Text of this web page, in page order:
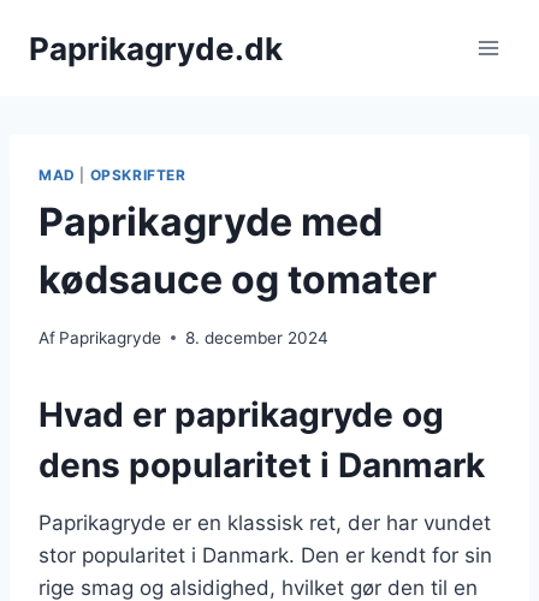
Paprikagryde.dk
MAD OPSKRIFTER
Paprikagryde med
kødsauce og tomater
Af Paprikagryde 8. december 2024
Hvad er paprikagryde og
dens popularitet i Danmark
Paprikagryde er en klassisk ret, der har vundet
stor popularitet i Danmark. Den er kendt for sin
rige smag og alsidighed, hvilket gør den til en